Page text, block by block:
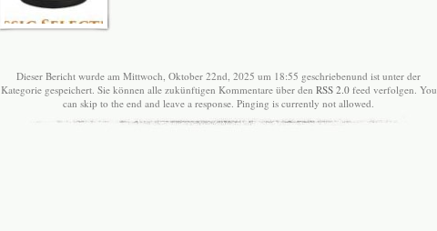
Dieser Bericht wurde am Mittwoch, Oktober 22nd, 2025 um 18:55 geschriebenund ist unter der
Kategorie gespeichert. Sie können alle zukünftigen Kommentare über den RSS 2.0feed verfolgen. You
can skip to the end and leave a response. Pinging is currently not allowed.